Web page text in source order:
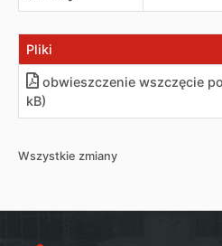
Pliki
obwieszczenie wszczęcie
kB)
Wszystkie zmiany